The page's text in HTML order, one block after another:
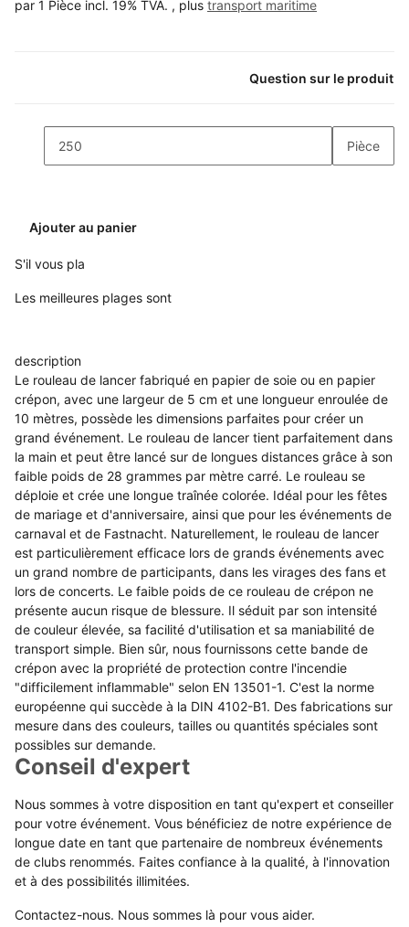
par 1 Pièce incl. 19% TVA. , plus transport maritime
Question sur le produit
Pièce
Ajouter au panier
x
S'il vous pla
Les meilleures plages sont
description
Le rouleau de lancer fabriqué en papier de soie ou en papier
crépon, avec une largeur de 5 cm et une longueur enroulée de
10 mètres, possède les dimensions parfaites pour créer un
grand événement. Le rouleau de lancer tient parfaitement dans
la main et peut être lancé sur de longues distances grâce à son
faible poids de 28 grammes par mètre carré. Le rouleau se
déploie et crée une longue traînée colorée. Idéal pour les fêtes
de mariage et d'anniversaire, ainsi que pour les événements de
carnaval et de Fastnacht. Naturellement, le rouleau de lancer
est particulièrement efficace lors de grands événements avec
un grand nombre de participants, dans les virages des fans et
lors de concerts. Le faible poids de ce rouleau de crépon ne
présente aucun risque de blessure. Il séduit par son intensité
de couleur élevée, sa facilité d'utilisation et sa maniabilité de
transport simple. Bien sûr, nous fournissons cette bande de
crépon avec la propriété de protection contre l'incendie
"difficilement inflammable" selon EN 13501-1. C'est la norme
européenne qui succède à la DIN 4102-B1. Des fabrications sur
mesure dans des couleurs, tailles ou quantités spéciales sont
possibles sur demande.
Conseil d'expert
Nous sommes à votre disposition en tant qu'expert et conseiller
pour votre événement. Vous bénéficiez de notre expérience de
longue date en tant que partenaire de nombreux événements
de clubs renommés. Faites confiance à la qualité, à l'innovation
et à des possibilités illimitées.
Contactez-nous. Nous sommes là pour vous aider.